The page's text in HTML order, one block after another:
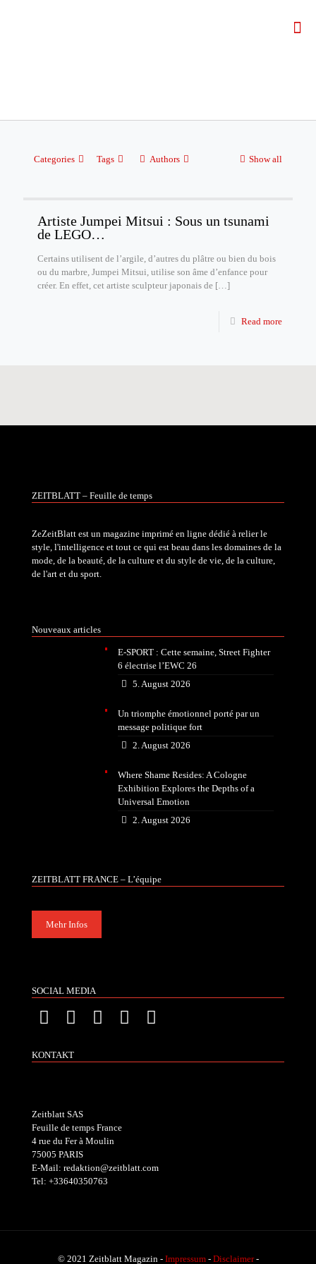
Categories Tags Authors Show all
Artiste Jumpei Mitsui : Sous un tsunami
de LEGO…
Certains utilisent de l’argile, d’autres du plâtre ou bien du bois
ou du marbre, Jumpei Mitsui, utilise son âme d’enfance pour
créer. En effet, cet artiste sculpteur japonais de […]
Read more
ZEITBLATT – Feuille de temps
ZeZeitBlatt est un magazine imprimé en ligne dédié à relier le
style, l'intelligence et tout ce qui est beau dans les domaines de la
mode, de la beauté, de la culture et du style de vie, de la culture,
de l'art et du sport.
Nouveaux articles
E-SPORT : Cette semaine, Street Fighter
6 électrise l’EWC 26
5. August 2026
Un triomphe émotionnel porté par un
message politique fort
2. August 2026
Where Shame Resides: A Cologne
Exhibition Explores the Depths of a
Universal Emotion
2. August 2026
ZEITBLATT FRANCE – L’équipe
Mehr Infos
SOCIAL MEDIA
KONTAKT
Zeitblatt SAS
Feuille de temps France
4 rue du Fer à Moulin
75005 PARIS
E-Mail: redaktion@zeitblatt.com
Tel: +33640350763
© 2021 Zeitblatt Magazin - Impressum- Disclaimer-